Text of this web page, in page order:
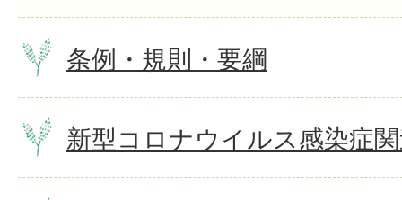
条例・規則・要綱
新型コロナウイルス感染症